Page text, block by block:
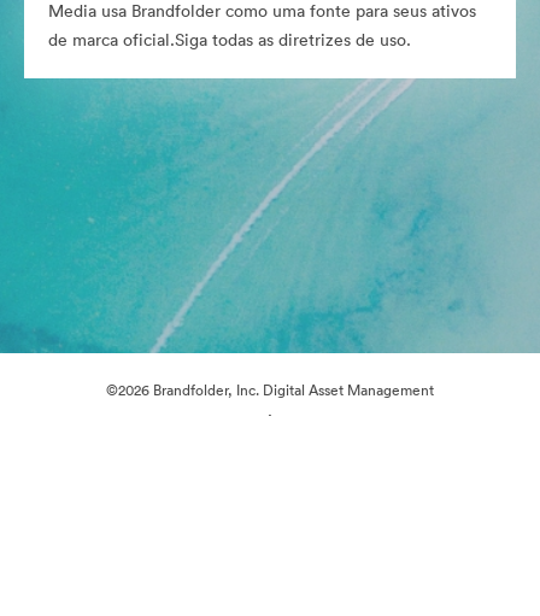
Media usa Brandfolder como uma fonte para seus ativos
de marca oficial.Siga todas as diretrizes de uso.
©2026 Brandfolder, Inc. Digital Asset Management
·